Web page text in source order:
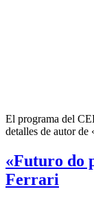
El programa del
detalles de autor de
«Futuro do
Ferrari